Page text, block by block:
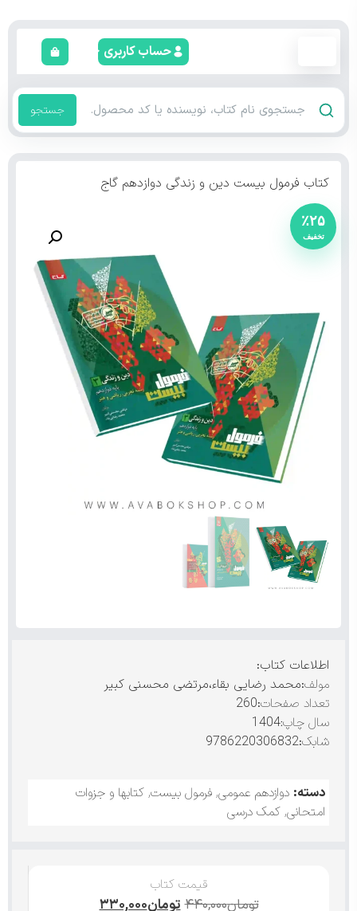
حساب کاربری
جستجو
کتاب فرمول بیست دین و زندگی دوازدهم گاج
٪۲۵
اطلاعات کتاب:
مولف:محمد رضایی بقاء،مرتضی محسنی کبیر
تعداد صفحات:260
سال چاپ:1404
شابک:9786220306832
دسته: دوازدهم عمومی, فرمول بیست, کتابها و جزوات
امتحانی, کمک درسی
قیمت کتاب
تومان۴۴۰,۰۰۰تومان۳۳۰,۰۰۰